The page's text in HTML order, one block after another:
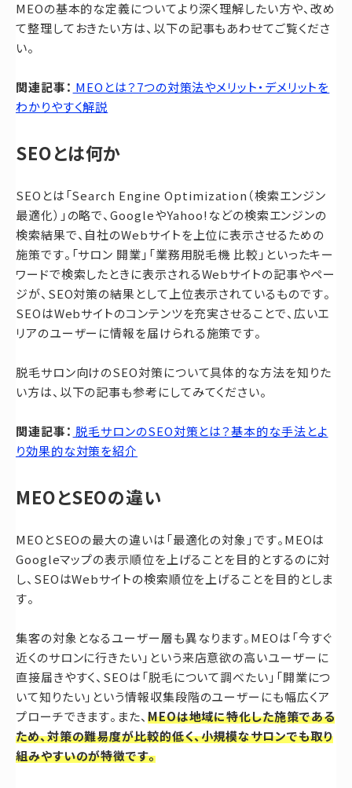
MEOの基本的な定義についてより深く理解したい方や、改め
て整理しておきたい方は、以下の記事もあわせてご覧くださ
い。
関連記事： MEOとは？7つの対策法やメリット・デメリットを
わかりやすく解説
SEOとは何か
SEOとは「Search Engine Optimization（検索エンジン
最適化）」の略で、GoogleやYahoo!などの検索エンジンの
検索結果で、自社のWebサイトを上位に表示させるための
施策です。「サロン 開業」「業務用脱毛機 比較」といったキー
ワードで検索したときに表示されるWebサイトの記事やペー
ジが、SEO対策の結果として上位表示されているものです。
SEOはWebサイトのコンテンツを充実させることで、広いエ
リアのユーザーに情報を届けられる施策です。
脱毛サロン向けのSEO対策について具体的な方法を知りた
い方は、以下の記事も参考にしてみてください。
関連記事： 脱毛サロンのSEO対策とは？基本的な手法とよ
り効果的な対策を紹介
MEOとSEOの違い
MEOとSEOの最大の違いは「最適化の対象」です。MEOは
Googleマップの表示順位を上げることを目的とするのに対
し、SEOはWebサイトの検索順位を上げることを目的としま
す。
集客の対象となるユーザー層も異なります。MEOは「今すぐ
近くのサロンに行きたい」という来店意欲の高いユーザーに
直接届きやすく、SEOは「脱毛について調べたい」「開業につ
いて知りたい」という情報収集段階のユーザーにも幅広くア
プローチできます。また、 MEOは地域に特化した施策である
ため、対策の難易度が比較的低く、小規模なサロンでも取り
組みやすいのが特徴です。